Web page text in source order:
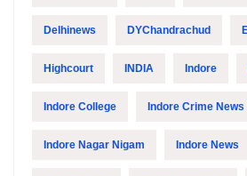
Delhinews DYChandrachud
Highcourt INDIA Indore
Indore College Indore Crime News
Indore Nagar Nigam Indore News